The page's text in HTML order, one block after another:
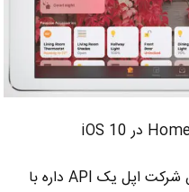
همونطور که احتمالا در جریان هستین شرکت اپل یک API داره با